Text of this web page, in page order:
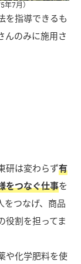
7月）
を指導できるも
んのみに施用さ
研は変わらず有
をつなぐ仕事を
をつなげ、商品
役割を担ってま
や化学肥料を使